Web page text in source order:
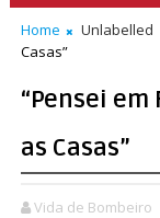
Home Unlabelled
Casas”
“Pensei
as Casas”
Vida de Bombeiro